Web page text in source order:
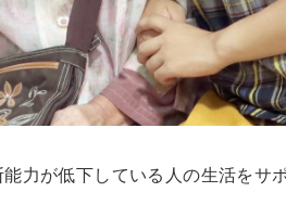
力が低下している人の生活をサ